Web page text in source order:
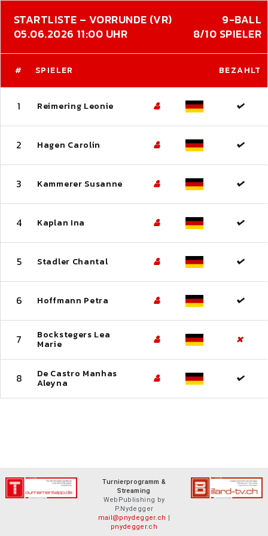
STARTLISTE – VORRUNDE (VR)
9-BALL
05.06.2026 11:00 UHR
8/10 SPIELER
# SPIELER BEZAHLT
1 Reimering Leonie
2 Hagen Carolin
3 Kammerer Susanne
4 Kaplan Ina
5 Stadler Chantal
6 Hoffmann Petra
7 Bockstegers Lea
Marie
8 De Castro Manhas
Aleyna
Turnierprogramm &
Streaming
WebPublishing by
P.Nydegger
mail@pnydegger.ch |
pnydegger.ch